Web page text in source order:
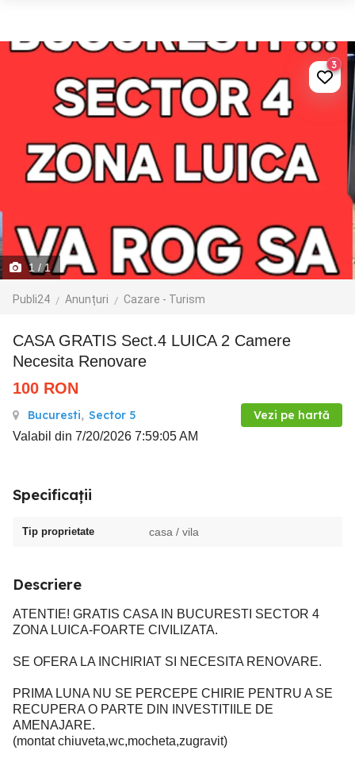
1 / 1
Publi24 Anunțuri Cazare - Turism
3
CASA GRATIS Sect.4 LUICA 2 Camere
Necesita Renovare
100 RON
Bucuresti, Sector 5 Vezi pe hartă
Valabil din 7/20/2026 7:59:05 AM
Specificații
Tip proprietate casa / vila
Descriere
ATENTIE! GRATIS CASA IN BUCURESTI SECTOR 4
ZONA LUICA-FOARTE CIVILIZATA.
SE OFERA LA INCHIRIAT SI NECESITA RENOVARE.
PRIMA LUNA NU SE PERCEPE CHIRIE PENTRU A SE
RECUPERA O PARTE DIN INVESTITIILE DE
AMENAJARE.
(montat chiuveta,wc,mocheta,zugravit)